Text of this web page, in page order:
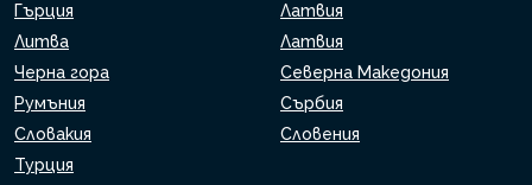
Гърция
Латвия
Литва
Латвия
Черна гора
Северна Македония
Румъния
Сърбия
Словакия
Словения
Турция